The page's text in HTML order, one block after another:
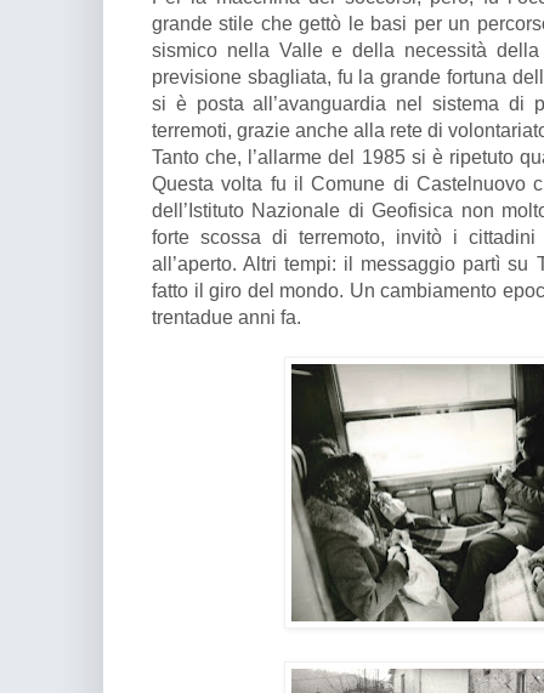
grande stile che gettò le basi per un
sismico nella Valle e della necessità
previsione sbagliata, fu la grande fortuna
si è posta all’avanguardia nel sistema di
terremoti, grazie anche alla rete di
Tanto che, l’allarme del 1985 si è ripetuto
Questa volta fu il Comune di Castelnuovo
dell’Istituto Nazionale di Geofisica non
forte scossa di terremoto, invitò i
all’aperto. Altri tempi: il messaggio partì su
fatto il giro del mondo. Un cambiamento
trentadue anni fa.